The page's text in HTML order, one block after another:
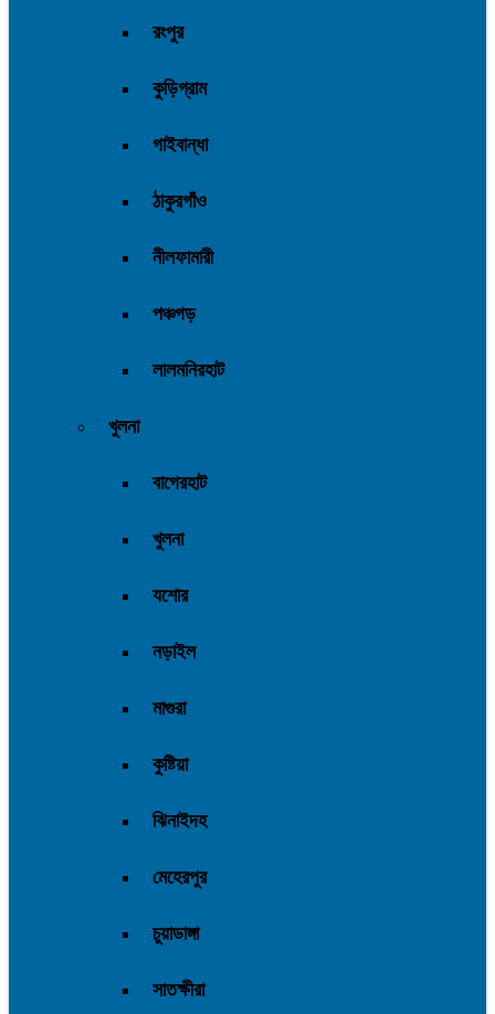
রংপুর
কুড়িগ্রাম
গাইবান্ধা
ঠাকুরগাঁও
নীলফামারী
পঞ্চগড়
লালমনিরহাট
খুলনা
বাগেরহাট
খুলনা
যশোর
নড়াইল
মাগুরা
কুষ্টিয়া
ঝিনাইদহ
মেহেরপুর
চুয়াডাঙ্গা
সাতক্ষীরা